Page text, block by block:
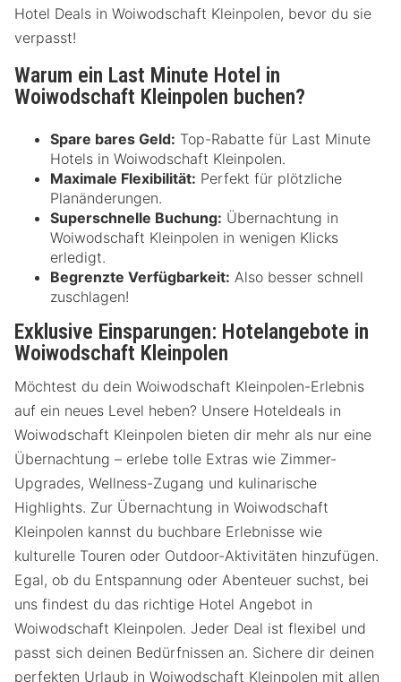
Hotel Deals in Woiwodschaft Kleinpolen, bevor du sie
verpasst!
Warum ein Last Minute Hotel in
Woiwodschaft Kleinpolen buchen?
Spare bares Geld: Top-Rabatte für Last Minute
Hotels in Woiwodschaft Kleinpolen.
Maximale Flexibilität: Perfekt für plötzliche
Planänderungen.
Superschnelle Buchung: Übernachtung in
Woiwodschaft Kleinpolen in wenigen Klicks
erledigt.
Begrenzte Verfügbarkeit: Also besser schnell
zuschlagen!
Exklusive Einsparungen: Hotelangebote in
Woiwodschaft Kleinpolen
Möchtest du dein Woiwodschaft Kleinpolen-Erlebnis
auf ein neues Level heben? Unsere Hoteldeals in
Woiwodschaft Kleinpolen bieten dir mehr als nur eine
Übernachtung – erlebe tolle Extras wie Zimmer-
Upgrades, Wellness-Zugang und kulinarische
Highlights. Zur Übernachtung in Woiwodschaft
Kleinpolen kannst du buchbare Erlebnisse wie
kulturelle Touren oder Outdoor-Aktivitäten hinzufügen.
Egal, ob du Entspannung oder Abenteuer suchst, bei
uns findest du das richtige Hotel Angebot in
Woiwodschaft Kleinpolen. Jeder Deal ist flexibel und
passt sich deinen Bedürfnissen an. Sichere dir deinen
perfekten Urlaub in Woiwodschaft Kleinpolen mit allen